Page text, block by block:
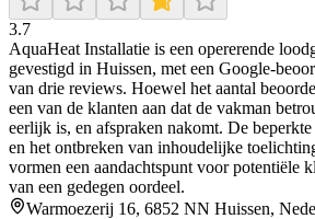
3.7
AquaHeat Installatie is een opererende
gevestigd in Huissen, met een Google-
van drie reviews. Hoewel het aantal
een van de klanten aan dat de vakman
eerlijk is, en afspraken nakomt. De
en het ontbreken van inhoudelijke
vormen een aandachtspunt voor potentiële
van een gedegen oordeel.
Warmoezerij 16, 6852 NN Huissen,